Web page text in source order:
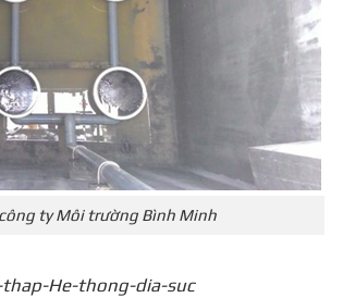
ty Môi trường Bình Minh
He-thong-dia-suc